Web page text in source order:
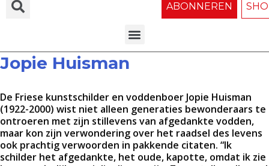
ABONNEREN
Jopie Huisman
De Friese kunstschilder en voddenboer Jopie Huisman
(1922-2000) wist niet alleen generaties bewonderaars te
ontroeren met zijn stillevens van afgedankte vodden,
maar kon zijn verwondering over het raadsel des levens
ook prachtig verwoorden in pakkende citaten. “Ik
schilder het afgedankte, het oude, kapotte, omdat ik zie